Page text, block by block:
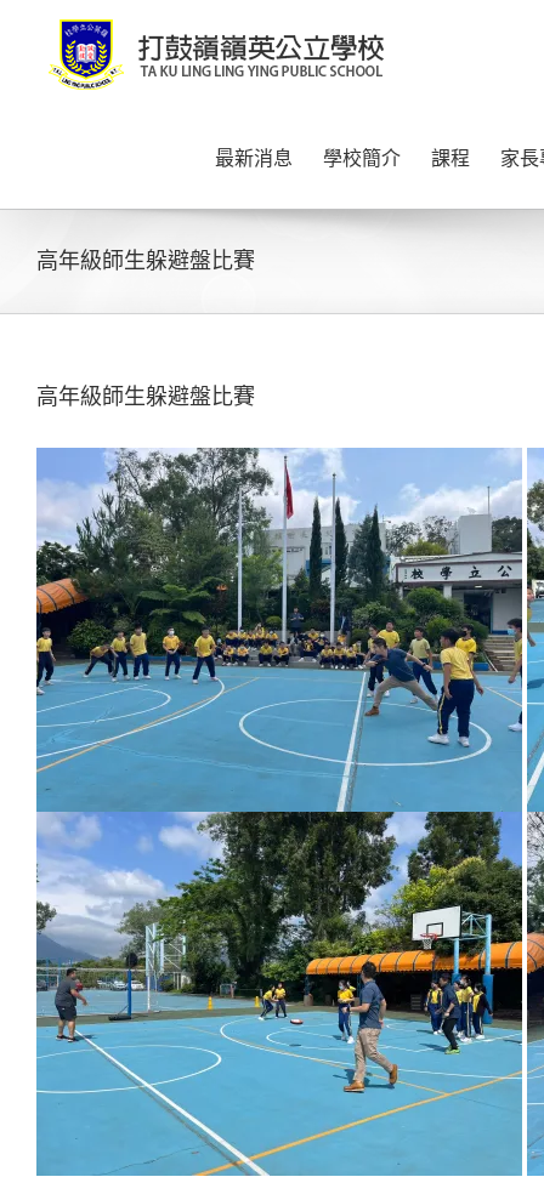
content
最新消息 學校簡介 課程 家
高年級師生躲避盤比賽
高年級師生躲避盤比賽